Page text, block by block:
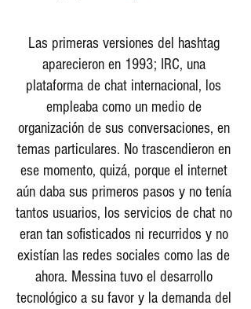
Las primeras versiones del hashtag
aparecieron en 1993; IRC, una
plataforma de chat internacional, los
empleaba como un medio de
organización de sus conversaciones, en
temas particulares. No trascendieron en
ese momento, quizá, porque el internet
aún daba sus primeros pasos y no tenía
tantos usuarios, los servicios de chat no
eran tan sofisticados ni recurridos y no
existían las redes sociales como las de
ahora. Messina tuvo el desarrollo
tecnológico a su favor y la demanda del